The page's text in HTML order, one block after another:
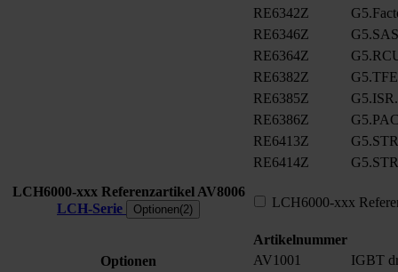
RE6342Z
RE6346Z
RE6364Z
RE6382Z
G5.TFE
RE6385Z
RE6386Z
RE6413Z
RE6414Z
LCH6000-xxx Referenzartikel AV8006
LCH-Serie
Optionen(2) LCH6000-xxx
Optionen
Artikelnummer
AV1001
IGBT